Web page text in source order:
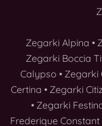
Zegarki Alpina •
Zegarki Boccia
Calypso • Zegarki
Certina • Zegarki
• Zegarki
Frederique Constant